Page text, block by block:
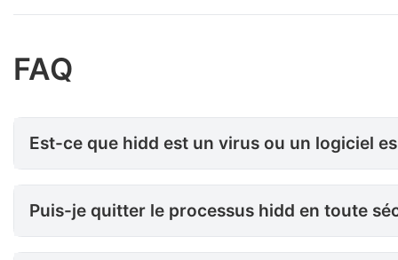
FAQ
Est-ce que hidd est un virus ou un logiciel
Puis-je quitter le processus hidd en toute sécurité dans le Moniteur d'activité ?
Puis-je quitter le processus hidd en toute
Pourquoi hidd apparaît-il comme « preventing sleep » (empêche la mise en veille) ?